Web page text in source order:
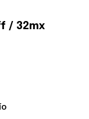
/ 32mx